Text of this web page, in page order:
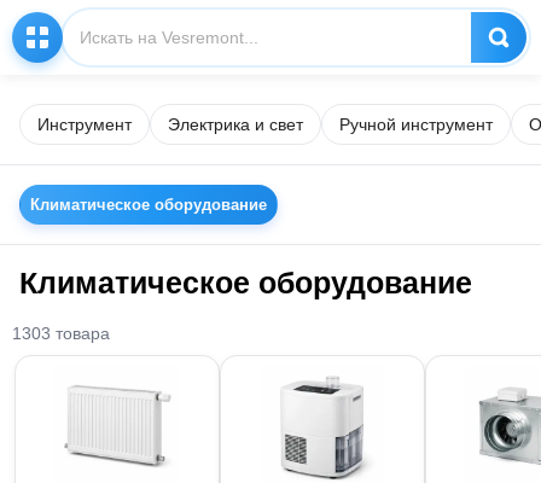
Инструмент Электрика и свет Ручной инструмент
Климатическое оборудование
Климатическое оборудование
1303 товара